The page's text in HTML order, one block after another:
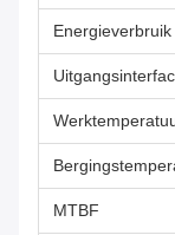
Energieverbruik
MTBF